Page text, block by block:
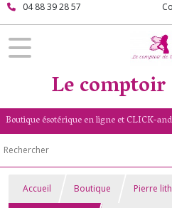
04 88 39 28 57
Le
Accueil Boutique Pierre